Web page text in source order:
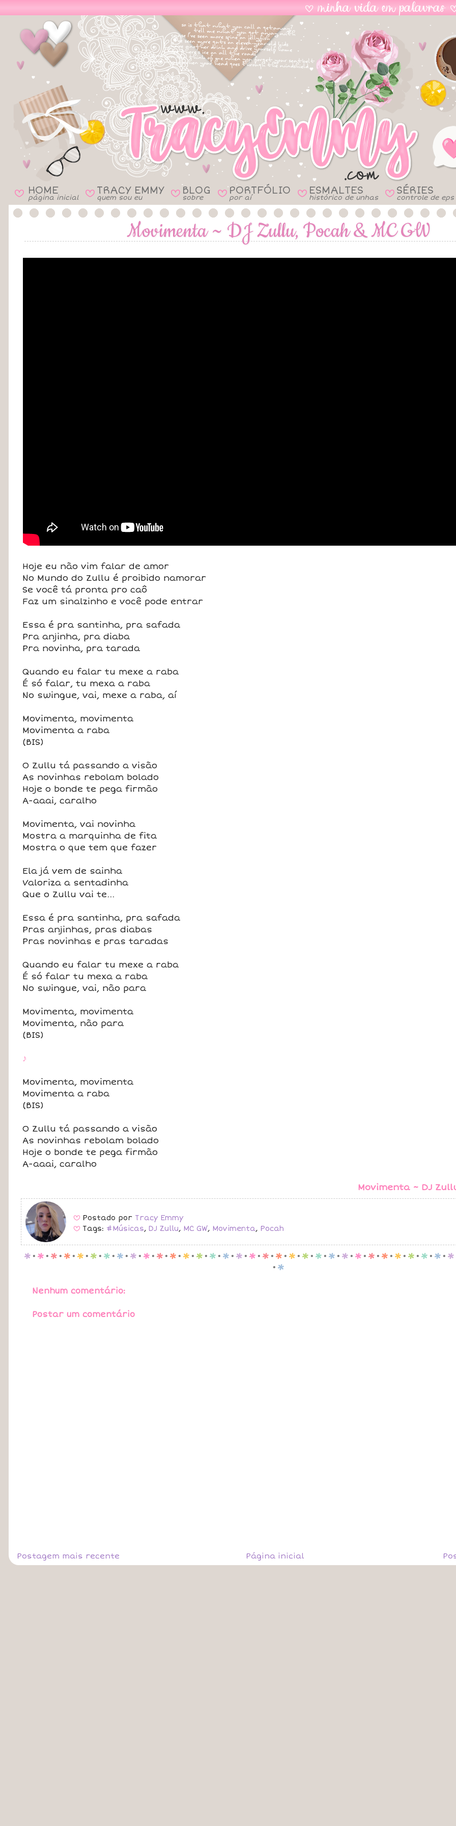
B HOME
página inicial B TRACY EMMY
quem sou eu B BLOG
sobre B PORTFÓLIO
por aí B ESMALTES
histórico de unhas B SÉRIES
controle de eps
Movimenta ~ DJ Zullu, Pocah & MC GW
Hoje eu não vim falar de amor
No Mundo do Zullu é proibido namorar
Se você tá pronta pro caô
Faz um sinalzinho e você pode entrar
Essa é pra santinha, pra safada
Pra anjinha, pra diaba
Pra novinha, pra tarada
Quando eu falar tu mexe a raba
É só falar, tu mexa a raba
No swingue, vai, mexe a raba, aí
Movimenta, movimenta
Movimenta a raba
(BIS)
O Zullu tá passando a visão
As novinhas rebolam bolado
Hoje o bonde te pega firmão
A-aaai, caralho
Movimenta, vai novinha
Mostra a marquinha de fita
Mostra o que tem que fazer
Ela já vem de sainha
Valoriza a sentadinha
Que o Zullu vai te...
Essa é pra santinha, pra safada
Pras anjinhas, pras diabas
Pras novinhas e pras taradas
Quando eu falar tu mexe a raba
É só falar tu mexa a raba
No swingue, vai, não para
Movimenta, movimenta
Movimenta, não para
(BIS)
♪
Movimenta, movimenta
Movimenta a raba
(BIS)
O Zullu tá passando a visão
As novinhas rebolam bolado
Hoje o bonde te pega firmão
A-aaai, caralho
Movimenta ~ DJ
B Postado por Tracy Emmy
B Tags: #Músicas, DJ Zullu, MC GW, Movimenta, Pocah
p . p . p . p . p . p . p . p . p . p . p . p . p . p . p . p . p . p . p . p . p . p . p . p . p . p . p . p . p . p . p . p . p
. p
Nenhum comentário:
Postar um comentário
Postagem mais recente Página inicial